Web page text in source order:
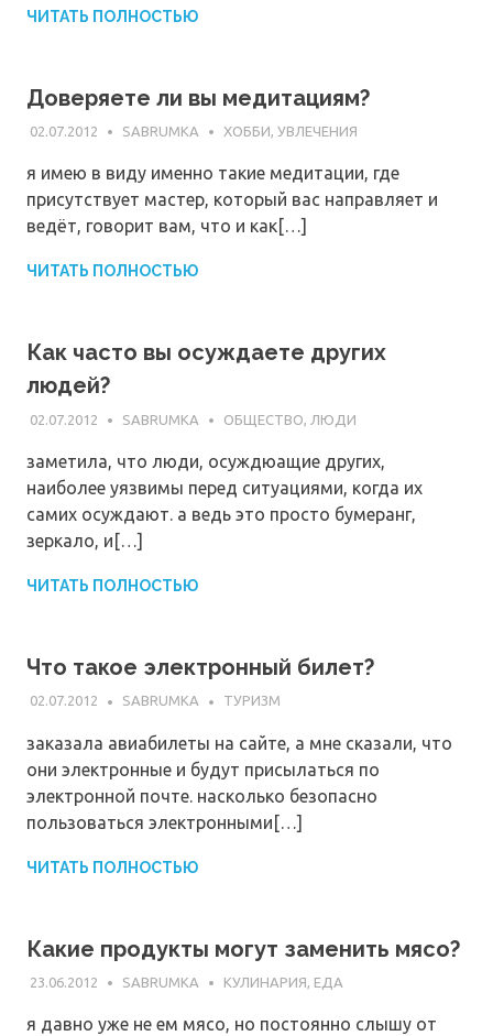
ЧИТАТЬ ПОЛНОСТЬЮ
Доверяете ли вы медитациям?
02.07.2012 SABRUMKA ХОББИ, УВЛЕЧЕНИЯ
я имею в виду именно такие медитации, где
присутствует мастер, который вас направляет и
ведёт, говорит вам, что и как[…]
ЧИТАТЬ ПОЛНОСТЬЮ
Как часто вы осуждаете других
людей?
02.07.2012 SABRUMKA ОБЩЕСТВО, ЛЮДИ
заметила, что люди, осуждюащие других,
наиболее уязвимы перед ситуациями, когда их
самих осуждают. а ведь это просто бумеранг,
зеркало, и[…]
ЧИТАТЬ ПОЛНОСТЬЮ
Что такое электронный билет?
02.07.2012 SABRUMKA ТУРИЗМ
заказала авиабилеты на сайте, а мне сказали, что
они электронные и будут присылаться по
электронной почте. насколько безопасно
пользоваться электронными[…]
ЧИТАТЬ ПОЛНОСТЬЮ
Какие продукты могут заменить мясо?
23.06.2012 SABRUMKA КУЛИНАРИЯ, ЕДА
я давно уже не ем мясо, но постоянно слышу от